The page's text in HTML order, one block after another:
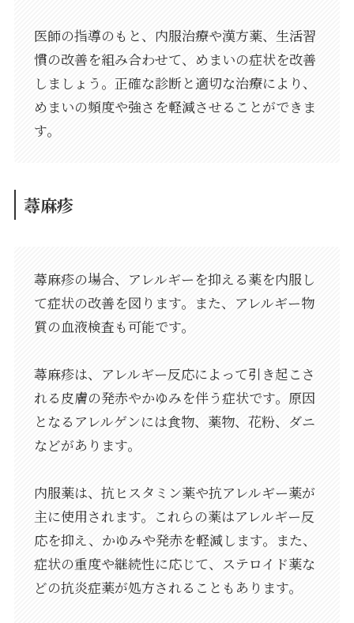
医師の指導のもと、内服治療や漢方薬、生活習
慣の改善を組み合わせて、めまいの症状を改善
しましょう。正確な診断と適切な治療により、
めまいの頻度や強さを軽減させることができま
す。
蕁麻疹
蕁麻疹の場合、アレルギーを抑える薬を内服し
て症状の改善を図ります。また、アレルギー物
質の血液検査も可能です。
蕁麻疹は、アレルギー反応によって引き起こさ
れる皮膚の発赤やかゆみを伴う症状です。原因
となるアレルゲンには食物、薬物、花粉、ダニ
などがあります。
内服薬は、抗ヒスタミン薬や抗アレルギー薬が
主に使用されます。これらの薬はアレルギー反
応を抑え、かゆみや発赤を軽減します。また、
症状の重度や継続性に応じて、ステロイド薬な
どの抗炎症薬が処方されることもあります。